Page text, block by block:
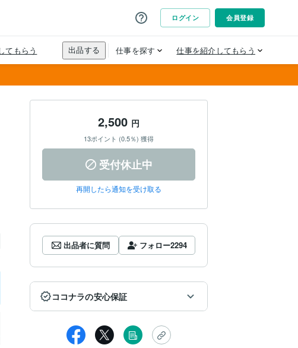
2,500 円
13ポイント (0.5％) 獲得
受付休止中
再開したら通知を受け取る
出品者に質問 フォロー2294
ココナラの安心保証